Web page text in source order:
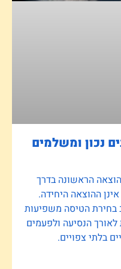
נכון ומשלמים
הראשונה בדרך
ההוצאה היחידה.
הטיסה משפיעות
הנסיעה ולפעמים
בלתי צפויים.